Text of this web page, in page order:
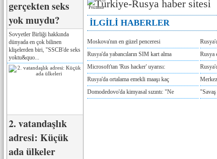
gerçekten seks
yok muydu?
Sovyetler Birliği hakkında
dünyada en çok bilinen
klişelerden biri, "SSCB'de seks
yoktu&quo...
2. vatandaşlık
adresi: Küçük
ada ülkeler
Реклама
İLGİLİ HABERLER
Moskova'nın en güzel penceresi
Rusya'da yabancıların SIM kart alma
Rusya
Microsoft'tan 'Rus hacker' uyarısı:
Rusya'da ortalama emekli maaşı kaç
Domodedovo'da kimyasal sızıntı: "Ne